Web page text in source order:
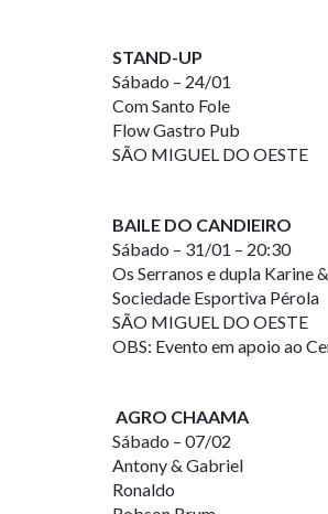
STAND-UP
Sábado – 24/01
Com Santo Fole
Flow Gastro Pub
SÃO MIGUEL DO OESTE
BAILE DO CANDIEIRO
Sábado – 31/01 – 20:30
Os Serranos e dupla Karine
Sociedade Esportiva Pérola
SÃO MIGUEL DO OESTE
OBS: Evento em apoio ao
AGRO CHAAMA
Sábado – 07/02
Antony & Gabriel
Ronaldo